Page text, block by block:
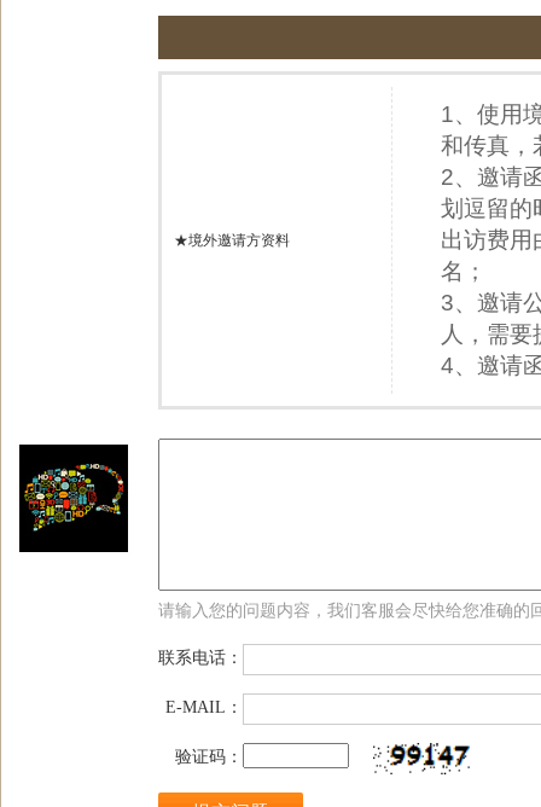
★境外邀请方资料
1、使用
和传真，
2、邀请
划逗留的
出访费用
名；
3、邀请
人，需
4、邀请
请输入您的问题内容，我们客服会尽快给您准确的
联系电话：
E-MAIL：
验证码：